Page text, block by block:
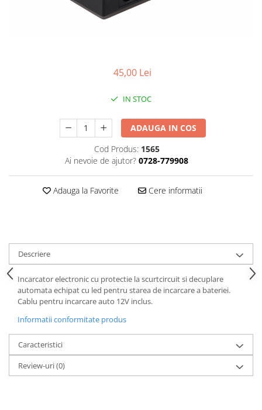
45,00 Lei
IN STOC
ADAUGA IN COS
Cod Produs: 1565
Ai nevoie de ajutor? 0728-779908
Adauga la Favorite Cere informatii
Descriere
Incarcator electronic cu protectie la scurtcircuit si decuplare
automata echipat cu led pentru starea de incarcare a bateriei.
Cablu pentru incarcare auto 12V inclus.
Informatii conformitate produs
Caracteristici
Review-uri(0)